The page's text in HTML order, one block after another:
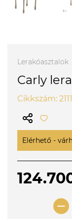
Lerakóasztalok
Carly
Cikkszám:
Elérhető -